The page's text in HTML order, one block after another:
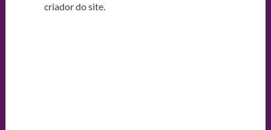
criador do site.